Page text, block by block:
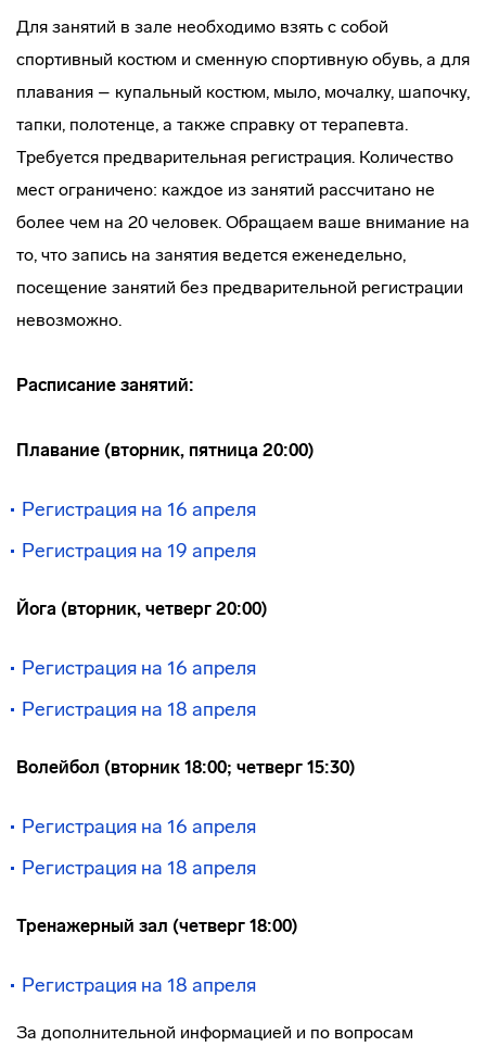
Для занятий в зале необходимо взять с собой
спортивный костюм и сменную спортивную обувь, а для
плавания – купальный костюм, мыло, мочалку, шапочку,
тапки, полотенце, а также справку от терапевта.
Требуется предварительная регистрация. Количество
мест ограничено: каждое из занятий рассчитано не
более чем на 20 человек. Обращаем ваше внимание на
то, что запись на занятия ведется еженедельно,
посещение занятий без предварительной регистрации
невозможно.
Расписание занятий:
Плавание (вторник, пятница 20:00)
Регистрация на 16 апреля
Регистрация на 19 апреля
Йога (вторник, четверг 20:00)
Регистрация на 16 апреля
Регистрация на 18 апреля
Волейбол (вторник 18:00; четверг 15:30)
Регистрация на 16 апреля
Регистрация на 18 апреля
Тренажерный зал (четверг 18:00)
Регистрация на 18 апреля
За дополнительной информацией и по вопросам